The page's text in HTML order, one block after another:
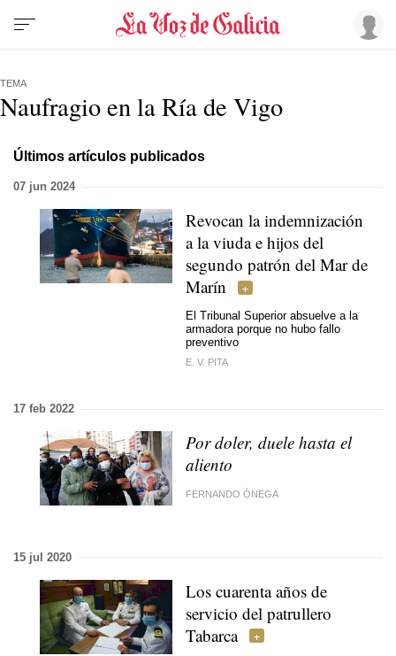
TEMA
Naufragio en la Ría de Vigo
Últimos artículos publicados
07 jun 2024
Revocan la indemnización
a la viuda e hijos del
segundo patrón del Mar de
Marín
El Tribunal Superior absuelve a la
armadora porque no hubo fallo
preventivo
E. V. PITA
17 feb 2022
Por doler, duele hasta el
aliento
FERNANDO ÓNEGA
15 jul 2020
Los cuarenta años de
servicio del patrullero
Tabarca